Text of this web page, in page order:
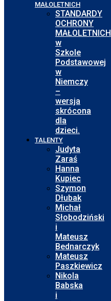
MAŁOLETNICH
STANDARDY
OCHRONY
MAŁOLETNICH
w
Szkole
Podstawowej
w
Niemczy
–
wersja
skrócona
dla
dzieci.
TALENTY
Judyta
Zaraś
Hanna
Kupiec
Szymon
Dłubak
Michał
Słobodziński
i
Mateusz
Bednarczyk
Mateusz
Paszkiewicz
Nikola
Babska
i